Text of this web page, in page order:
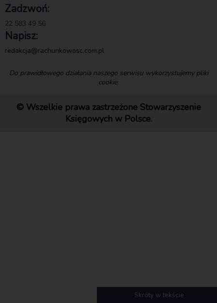
Skróty w tekście
Zadzwoń:
22 583 49 56
Napisz:
redakcja@rachunkowosc.com.pl
Do prawidłowego działania naszego serwisu wykorzystujemy pliki
cookie.
© Wszelkie prawa zastrzeżone Stowarzyszenie
Księgowych w Polsce.